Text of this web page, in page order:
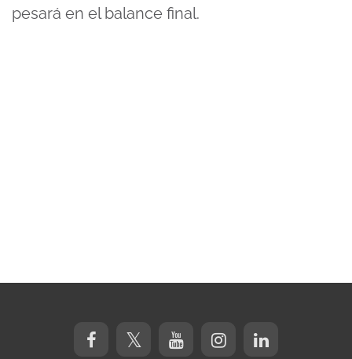
pesará en el balance final.